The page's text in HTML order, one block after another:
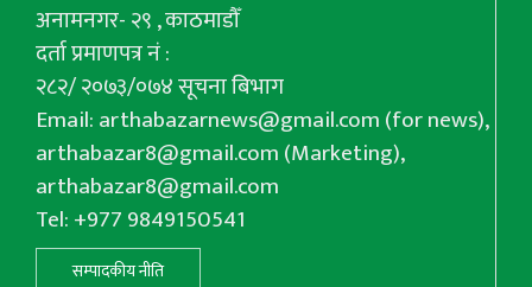
अनामनगर- २९ , काठमाडौँ
दर्ता प्रमाणपत्र नं :
२८२/ २०७३/०७४ सूचना बिभाग
Email:arthabazarnews@gmail.com(for news),
arthabazar8@gmail.com(Marketing),
arthabazar8@gmail.com
Tel: +977 9849150541
सम्पादकीय नीति